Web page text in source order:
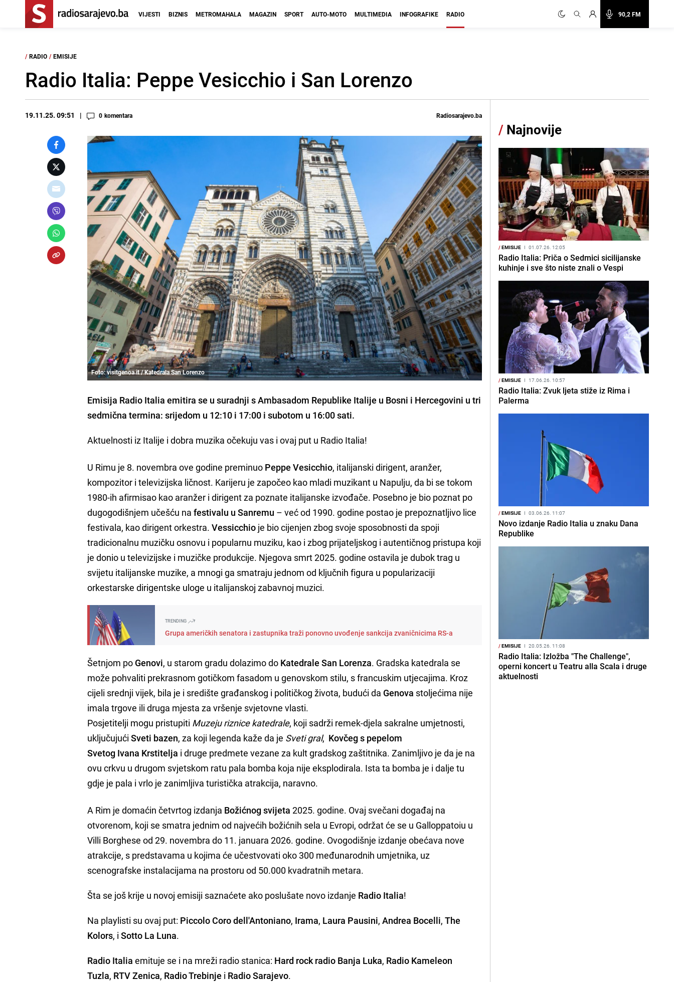
90,2 FM
VIJESTI BIZNIS METROMAHALA MAGAZIN SPORT AUTO-MOTO MULTIMEDIA INFOGRAFIKE RADIO
/ RADIO / EMISIJE
Radio Italia: Peppe Vesicchio i San Lorenzo
19.11.25. 09:51 0 komentara Radiosarajevo.ba
Foto: visitgenoa.it / Katedrala San Lorenzo
Emisija Radio Italia emitira se u suradnji s Ambasadom Republike Italije u Bosni i Hercegovini u tri
sedmična termina: srijedom u 12:10 i 17:00 i subotom u 16:00 sati.
Aktuelnosti iz Italije i dobra muzika očekuju vas i ovaj put u Radio Italia!
U Rimu je 8. novembra ove godine preminuo Peppe Vesicchio, italijanski dirigent, aranžer,
kompozitor i televizijska ličnost. Karijeru je započeo kao mladi muzikant u Napulju, da bi se tokom
1980-ih afirmisao kao aranžer i dirigent za poznate italijanske izvođače. Posebno je bio poznat po
dugogodišnjem učešću nafestivalu u Sanremu – već od 1990. godine postao je prepoznatljivo lice
festivala, kao dirigent orkestra.Vessicchio je bio cijenjen zbog svoje sposobnosti da spoji
tradicionalnu muzičku osnovu i popularnu muziku, kao i zbog prijateljskog i autentičnog pristupa koji
je donio u televizijske i muzičke produkcije. Njegova smrt 2025. godine ostavila je dubok trag u
svijetu italijanske muzike, a mnogi ga smatraju jednom od ključnih figura u popularizaciji
orkestarske dirigentske uloge u italijanskoj zabavnoj muzici.
TRENDING
Grupa američkih senatora i zastupnika traži ponovno uvođenje sankcija zvaničnicima RS-a
Šetnjom po Genovi, u starom gradu dolazimo do Katedrale San Lorenza. Gradska katedrala se
može pohvaliti prekrasnom gotičkom fasadom u genovskom stilu, s francuskim utjecajima. Kroz
cijeli srednji vijek, bila je i središte građanskog i političkog života, budući da Genova stoljećima nije
imala trgove ili druga mjesta za vršenje svjetovne vlasti.
Posjetitelji mogu pristupiti Muzeju riznice katedrale, koji sadrži remek-djela sakralne umjetnosti,
uključujućiSveti bazen, za koji legenda kaže da je Sveti gral, Kovčeg s pepelom
Svetog Ivana Krstitelja i druge predmete vezane za kult gradskog zaštitnika. Zanimljivo je da je na
ovu crkvu u drugom svjetskom ratu pala bomba koja nije eksplodirala. Ista ta bomba je i dalje tu
gdje je pala i vrlo je zanimljiva turistička atrakcija, naravno.
A Rim je domaćin četvrtog izdanja Božićnog svijeta 2025. godine. Ovaj svečani događaj na
otvorenom, koji se smatra jednim od najvećih božićnih sela u Evropi, održat će se u Galloppatoiu u
Villi Borghese od 29. novembra do 11. januara 2026. godine. Ovogodišnje izdanje obećava nove
atrakcije, s predstavama u kojima će učestvovati oko 300 međunarodnih umjetnika, uz
scenografske instalacijama na prostoru od 50.000 kvadratnih metara.
Šta se još krije u novoj emisiji saznaćete ako poslušate novo izdanje Radio Italia!
Na playlisti su ovaj put: Piccolo Coro dell'Antoniano, Irama, Laura Pausini,Andrea Bocelli,The
Kolors, iSotto La Luna.
Radio Italia emituje se i na mreži radio stanica: Hard rock radio Banja Luka, Radio Kameleon
Tuzla, RTV Zenica, Radio Trebinje i Radio Sarajevo.
/ Najnovije
/EMISIJE I 01.07.26. 12:05
Radio Italia: Priča o Sedmici sicilijanske
kuhinje i sve što niste znali o Vespi
/EMISIJE I 17.06.26. 10:57
Radio Italia: Zvuk ljeta stiže iz Rima i
Palerma
/EMISIJE I 03.06.26. 11:07
Novo izdanje Radio Italia u znaku Dana
Republike
/EMISIJE I 20.05.26. 11:08
Radio Italia: Izložba "The Challenge",
operni koncert u Teatru alla Scala i druge
aktuelnosti